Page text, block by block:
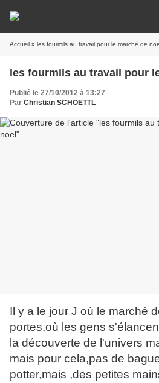
Accueil » les fourmils au travail pour le marché de
les fourmils au travail pour
Publié le 27/10/2012 à 13:27
Par Christian SCHOETTL
Il y a le jour J où le marché
portes,où les gens
la découverte de l'univers
mais pour cela,pas de
potter,mais ,des petites